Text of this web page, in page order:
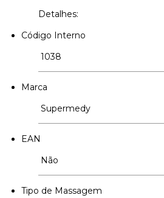
Detalhes:
Código Interno
1038
Marca
Supermedy
EAN
Não
Tipo de Massagem